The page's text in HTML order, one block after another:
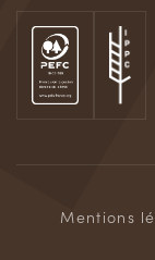
Mentions